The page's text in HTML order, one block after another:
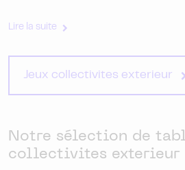
Lire la suite
Jeux collectivites exterieur
Notre sélection de
collectivites exterieur